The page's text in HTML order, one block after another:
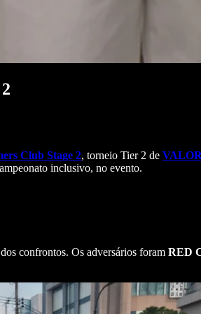
Club Stage 2, torneio Tier 2 de
inclusivo, no evento.
confrontos. Os adversários foram RED